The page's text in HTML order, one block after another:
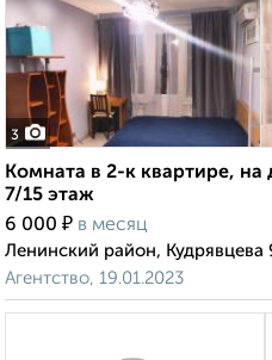
3
Комната в 2-к квартире, на
7/15 этаж
6 000 ₽ в месяц
Ленинский район, Кудрявцева
Агентство, 19.01.2023